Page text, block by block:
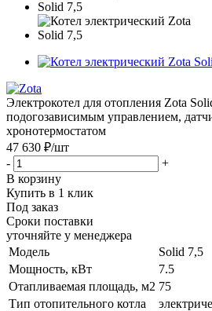
Электрокотел для отопления Zota
подогозависимым управлением,
хронотермостатом
47 630 ₽/шт
-
+
В корзину
Купить в 1 клик
Под заказ
Сроки поставки
уточняйте у менеджера
Модель
Solid 7,5
Мощность, кВт
7.5
Отапливаемая площадь, м2 75
Тип отопительного котла